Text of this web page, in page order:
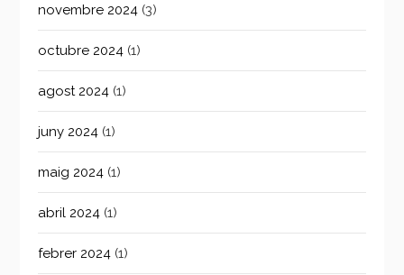
novembre 2024 (3)
octubre 2024 (1)
agost 2024 (1)
juny 2024 (1)
maig 2024 (1)
abril 2024 (1)
febrer 2024 (1)